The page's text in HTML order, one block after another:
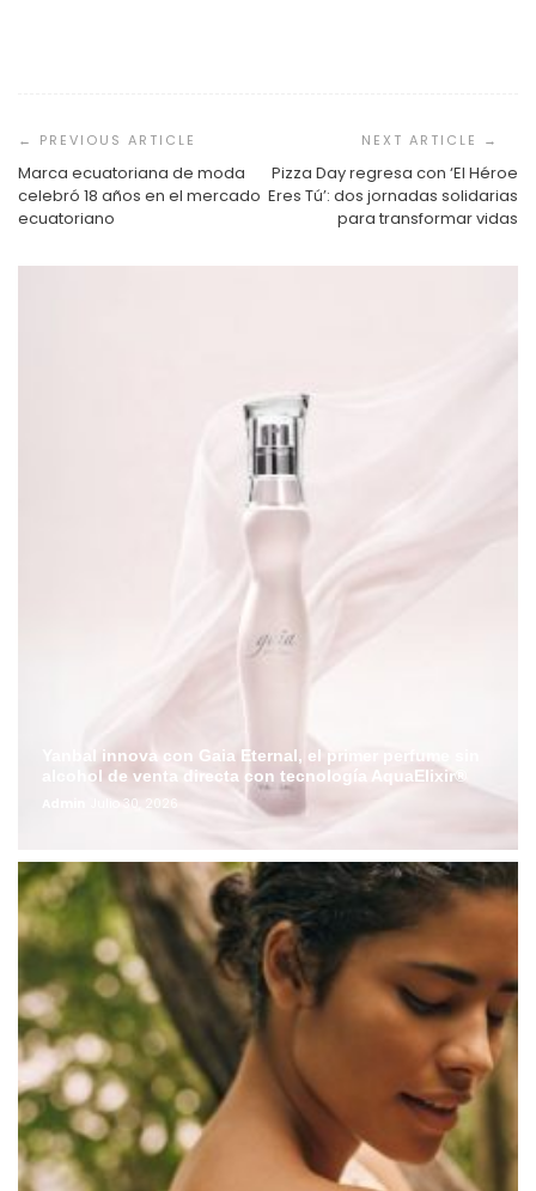
de
entradas
Marca ecuatoriana de moda
celebró 18 años en el mercado
ecuatoriano
Pizza Day regresa con ‘El Héroe
Eres Tú’: dos jornadas solidarias
para transformar vidas
Yanbal innova con Gaia Eternal, el primer perfume sin
alcohol de venta directa con tecnología AquaElixir®
Julio 30, 2026